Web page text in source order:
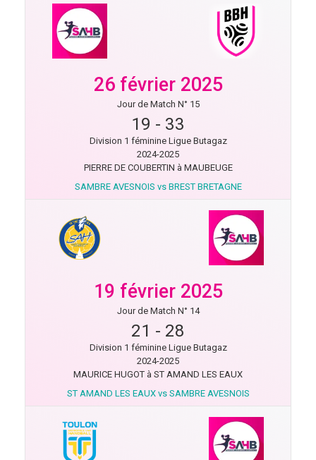
26 février 2025
Jour de Match N° 15
19 - 33
Division 1 féminine Ligue Butagaz
2024-2025
PIERRE DE COUBERTIN à MAUBEUGE
SAMBRE AVESNOIS vs BREST BRETAGNE
19 février 2025
Jour de Match N° 14
21 - 28
Division 1 féminine Ligue Butagaz
2024-2025
MAURICE HUGOT à ST AMAND LES EAUX
ST AMAND LES EAUX vs SAMBRE AVESNOIS